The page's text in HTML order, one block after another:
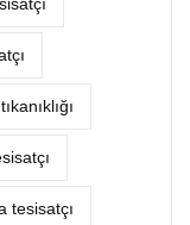
tesisatçı